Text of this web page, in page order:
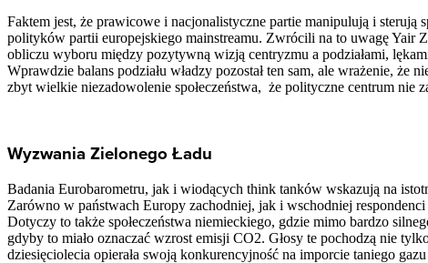
Faktem jest, że prawicowe i nacjonalistyczne partie manipulują i
polityków partii europejskiego mainstreamu. Zwrócili na to uwagę Yair
obliczu wyboru między pozytywną wizją centryzmu a podziałami,
Wprawdzie balans podziału władzy pozostał ten sam, ale wrażenie,
zbyt wielkie niezadowolenie społeczeństwa, że polityczne centrum nie
Wyzwania Zielonego Ładu
Badania Eurobarometru, jak i wiodących think tanków wskazują na
Zarówno w państwach Europy zachodniej, jak i wschodniej
Dotyczy to także społeczeństwa niemieckiego, gdzie mimo bardzo
gdyby to miało oznaczać wzrost emisji CO2. Głosy te pochodzą nie
dziesięciolecia opierała swoją konkurencyjność na imporcie taniego